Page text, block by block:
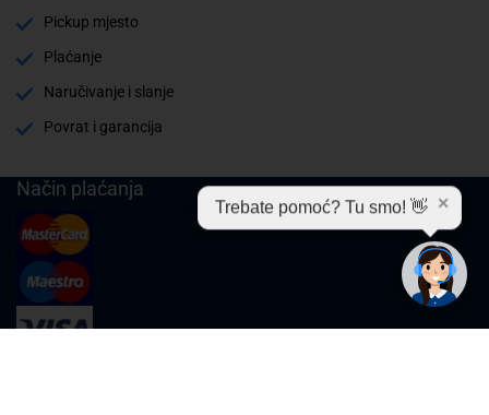
Pickup mjesto
Plaćanje
Naručivanje i slanje
Povrat i garancija
Način plaćanja
Trebate pomoć? Tu smo! 👋 ✕